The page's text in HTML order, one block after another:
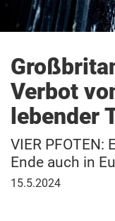
Verbot
lebender
VIER PFOTEN:
Ende auch in
15.
15.5.2024